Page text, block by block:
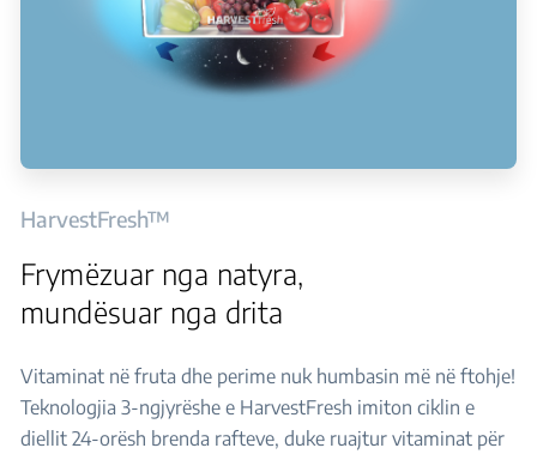
HarvestFresh™
Frymëzuar nga natyra,
mundësuar nga drita
Vitaminat në fruta dhe perime nuk humbasin më në ftohje!
Teknologjia 3-ngjyrëshe e HarvestFresh imiton ciklin e
diellit 24-orësh brenda rafteve, duke ruajtur vitaminat për